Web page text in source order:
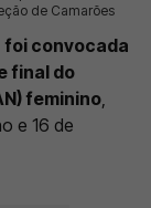
de Camarões
foi convocada
final do
feminino
e 16 de